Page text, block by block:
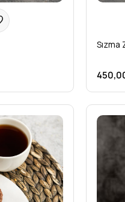
Sızma